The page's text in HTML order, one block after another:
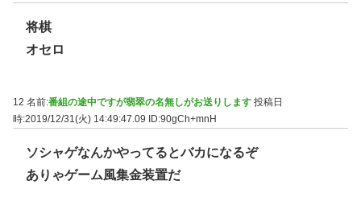
将棋
オセロ
12 名前:番組の途中ですが翡翠の名無しがお送りします 投稿日
時:2019/12/31(火) 14:49:47.09
ID:90gCh+mnH
ソシャゲなんかやってるとバカになるぞ
ありゃゲーム風集金装置だ